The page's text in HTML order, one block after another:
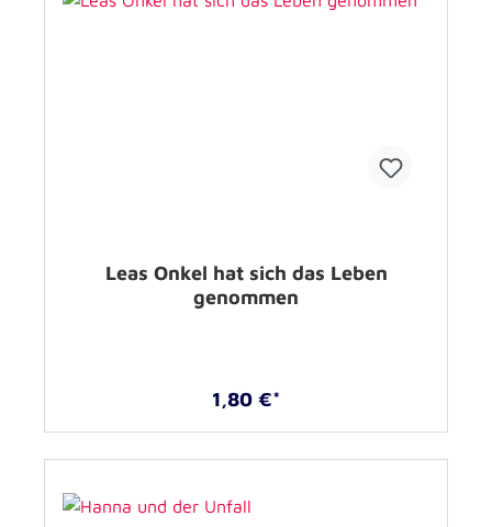
Leas Onkel hat sich das Leben
genommen
1,80 €*